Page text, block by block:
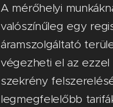
​A mérőhelyi
valószínűleg egy
áramszolgáltató
végezheti el az ezzel
szekrény
legmegfelelőbb